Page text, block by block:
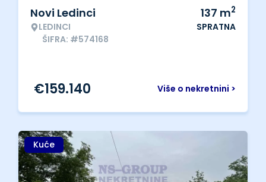
Novi Ledinci
LEDINCI
ŠIFRA: #574168
137 m2
SPRATNA
Više o nekretnini >
€159.140
Kuće